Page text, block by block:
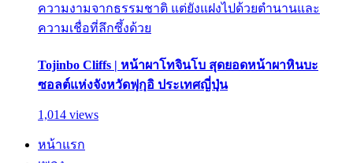
ความงามจากธรรมชาติ แต่ยังแฝงไปด้วยตำนานและ
ความเชื่อที่ลึกซึ้งด้วย
Tojinbo Cliffs | หน้าผาโทจินโบ สุดยอดหน้าผาหินบะ
ซอลต์แห่งจังหวัดฟุกุอิ ประเทศญี่ปุ่น
1,014 views
หน้าแรก